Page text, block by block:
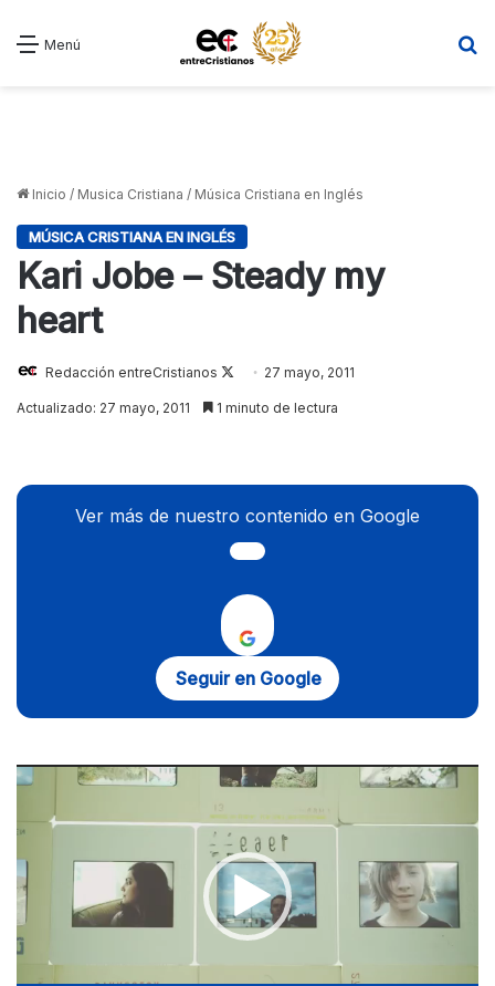
Menú
Inicio / Musica Cristiana / Música Cristiana en Inglés
MÚSICA CRISTIANA EN INGLÉS
Kari Jobe – Steady my
heart
Redacción entreCristianos
Follow
on
27 mayo, 2011
Actualizado: 27 mayo, 2011 1 minuto de lectura
Ver más de nuestro contenido en Google
Seguir en Google
Reproductor
vídeo